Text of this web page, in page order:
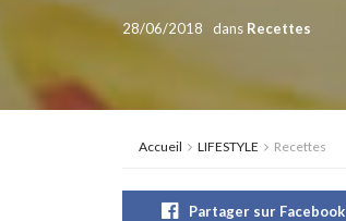
28/06/2018 dans Recettes
Accueil LIFESTYLE Recettes
Partager sur Facebook